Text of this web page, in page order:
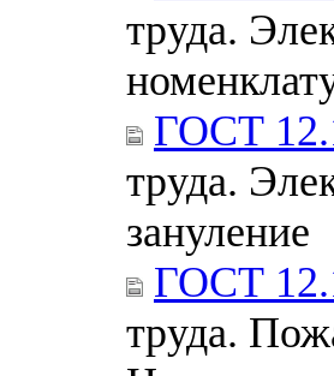
труда.
ГОСТ
труда.
зануление
ГОСТ
труда.